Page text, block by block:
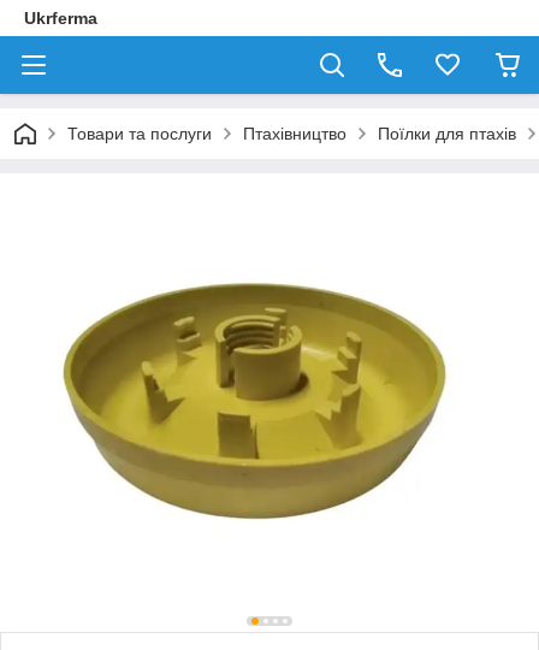
Ukrferma
Товари та послуги Птахівництво Поїлки для птахів